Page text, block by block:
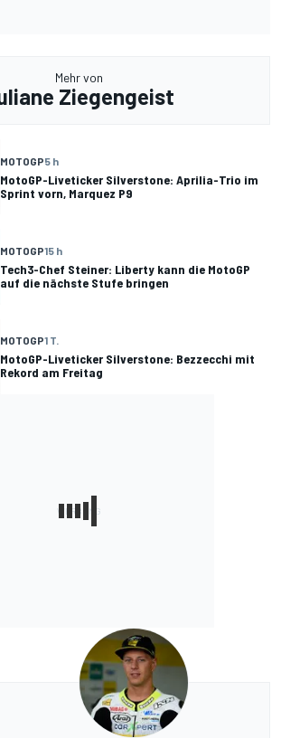
Mehr von
Ziegengeist
MOTOGP5 h
MotoGP-Liveticker Silverstone: Aprilia-Trio im
Sprint vorn, Marquez P9
MOTOGP15 h
Tech3-Chef Steiner: Liberty kann die MotoGP
auf die nächste Stufe bringen
MOTOGP1 T.
MotoGP-Liveticker Silverstone: Bezzecchi mit
Rekord am Freitag